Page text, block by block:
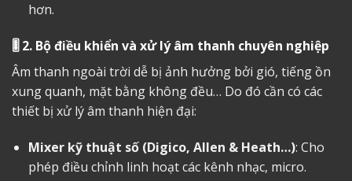
hơn.
🎚️ 2. Bộ điều khiển và xử lý âm thanh chuyên nghiệp
Âm thanh ngoài trời dễ bị ảnh hưởng bởi gió, tiếng ồn
xung quanh, mặt bằng không đều… Do đó cần có các
thiết bị xử lý âm thanh hiện đại:
Mixer kỹ thuật số (Digico, Allen & Heath…): Cho
phép điều chỉnh linh hoạt các kênh nhạc, micro.